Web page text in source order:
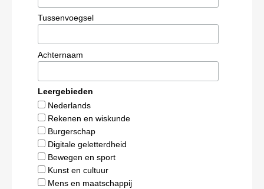
Tussenvoegsel
Achternaam
Leergebieden
Nederlands
Rekenen en wiskunde
Burgerschap
Digitale geletterdheid
Bewegen en sport
Kunst en cultuur
Mens en maatschappij